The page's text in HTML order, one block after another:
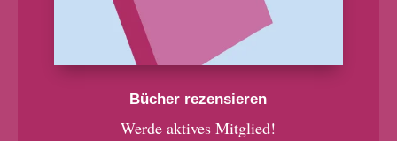
Bücher rezensieren
Werde aktives Mitglied!